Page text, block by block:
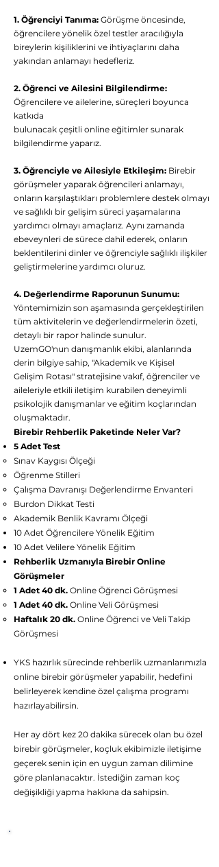
1. Öğrenciyi Tanıma: Görüşme öncesinde,
öğrencilere yönelik özel testler aracılığıyla
bireylerin kişiliklerini ve ihtiyaçlarını daha
yakından anlamayı hedefleriz.
2. Öğrenci ve Ailesini Bilgilendirme:
Öğrencilere ve ailelerine, süreçleri boyunca
katkıda
bulunacak çeşitli online eğitimler sunarak
bilgilendirme yaparız.
3. Öğrenciyle ve Ailesiyle Etkileşim: Birebir
görüşmeler yaparak öğrencileri anlamayı,
onların karşılaştıkları problemlere destek olmayı
ve sağlıklı bir gelişim süreci yaşamalarına
yardımcı olmayı amaçlarız. Aynı zamanda
ebeveynleri de sürece dahil ederek, onların
beklentilerini dinler ve öğrenciyle sağlıklı ilişkiler
geliştirmelerine yardımcı oluruz.
4. Değerlendirme Raporunun Sunumu:
Yöntemimizin son aşamasında gerçekleştirilen
tüm aktivitelerin ve değerlendirmelerin özeti,
detaylı bir rapor halinde sunulur.
UzemGO'nun danışmanlık ekibi, alanlarında
derin bilgiye sahip, "Akademik ve Kişisel
Gelişim Rotası" stratejisine vakıf, öğrenciler ve
aileleriyle etkili iletişim kurabilen deneyimli
psikolojik danışmanlar ve eğitim koçlarından
oluşmaktadır.
Birebir Rehberlik Paketinde Neler Var?
5 Adet Test
Sınav Kaygısı Ölçeği
Öğrenme Stilleri
Çalışma Davranışı Değerlendirme Envanteri
Burdon Dikkat Testi
Akademik Benlik Kavramı Ölçeği
10 Adet Öğrencilere Yönelik Eğitim
10 Adet Velilere Yönelik Eğitim
Rehberlik Uzmanıyla Birebir Online
Görüşmeler
1 Adet 40 dk. Online Öğrenci Görüşmesi
1 Adet 40 dk. Online Veli Görüşmesi
Haftalık 20 dk. Online Öğrenci ve Veli Takip
Görüşmesi
YKS hazırlık sürecinde rehberlik uzmanlarımızla
online birebir görüşmeler yapabilir, hedefini
belirleyerek kendine özel çalışma programı
hazırlayabilirsin.
Her ay dört kez 20 dakika sürecek olan bu özel
birebir görüşmeler, koçluk ekibimizle iletişime
geçerek senin için en uygun zaman dilimine
göre planlanacaktır. İstediğin zaman koç
değişikliği yapma hakkına da sahipsin.